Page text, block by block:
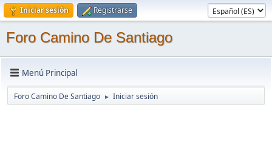
Iniciar sesión Registrarse
Foro Camino De Santiago
Menú Principal
Foro Camino De Santiago ► Iniciar sesión